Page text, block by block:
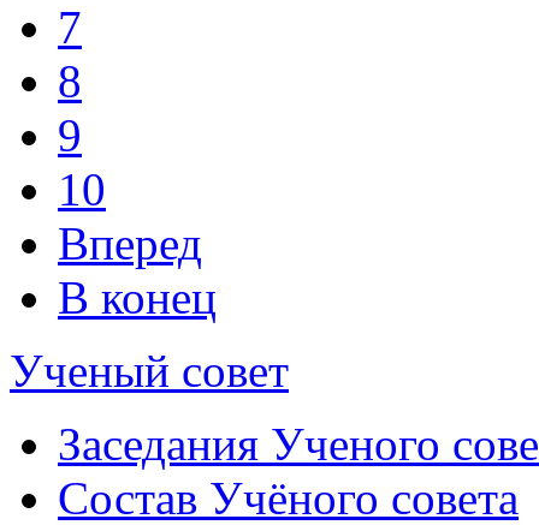
7
8
9
10
Вперед
В конец
Ученый совет
Заседания Ученого
Состав Учёного совета